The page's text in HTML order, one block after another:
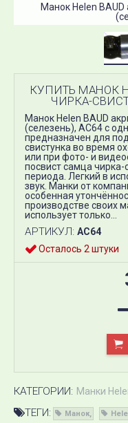
Манок Helen
КУПИТЬ МАНОК
ЧИРКА-
Манок Helen BAUD
(селезень), AC64 с
предназначен для
свистунка во время
или при фото- и
посвист самца чирка-
периода. Легкий в
звук. Манки от
особенная
производстве своих
использует только...
АРТИКУЛ: AC64
Осталось 2 штуки
КАТЕГОРИИ: Манки
ТЕГИ: Манок